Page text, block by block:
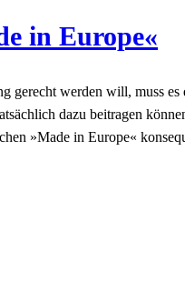
in Europe«
gerecht werden will, muss
dazu beitragen
»Made in Europe«